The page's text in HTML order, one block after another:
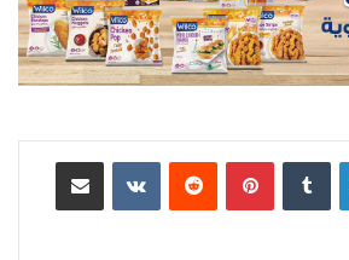
لينكدإن بينتيريست
مشاركة عبر البريد